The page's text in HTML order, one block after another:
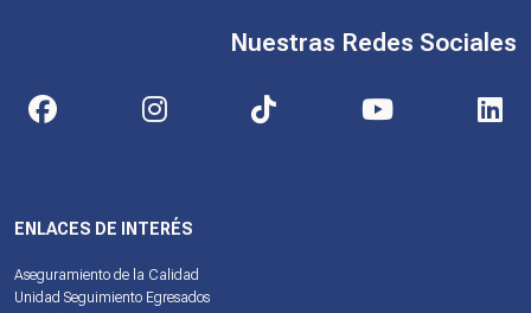
ENLACES DE INTERÉS
Aseguramiento de la Calidad
Unidad Seguimiento Egresados
Nuestras Redes Sociales